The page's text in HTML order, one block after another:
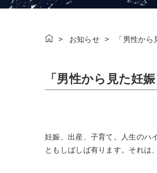
お知らせ 「男性か
「男性から見た妊
妊娠、出産、子育て。人生のハ
ともしばしば有ります。それは